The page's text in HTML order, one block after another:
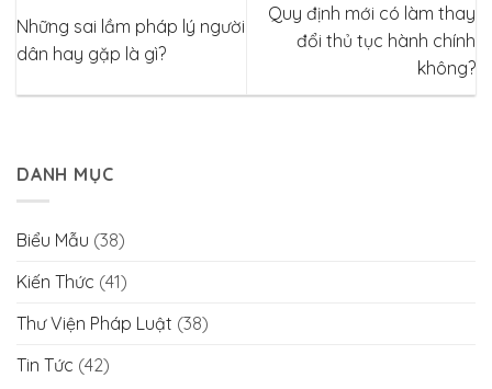
Những sai lầm pháp lý người
dân hay gặp là gì?
Quy định mới có làm thay
đổi thủ tục hành chính
không?
DANH MỤC
Biểu Mẫu (38)
Kiến Thức (41)
Thư Viện Pháp Luật (38)
Tin Tức (42)